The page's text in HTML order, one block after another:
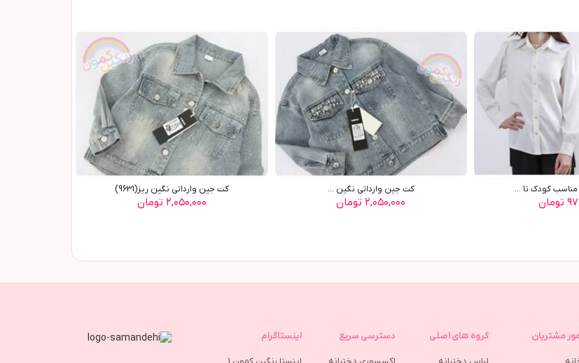
کودک تا ... کت جين وارداتي نگين ...
۲,۰۵۰,۰۰۰ تومان
کت جين وارداتي نگين ريز(9631)
۲,۰۵۰,۰۰۰ تومان
مشتریان گروه های اصلی دسترسی سریع اینستاگرام